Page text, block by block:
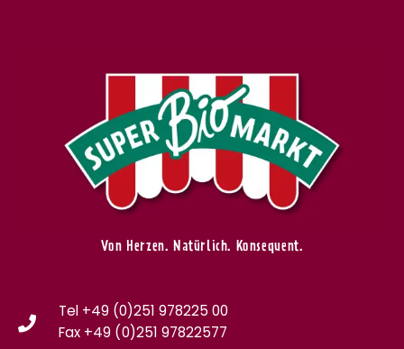
Von Herzen. Natürlich. Konsequent.
Tel +49 (0)251 978225 00
Fax +49 (0)251 97822577